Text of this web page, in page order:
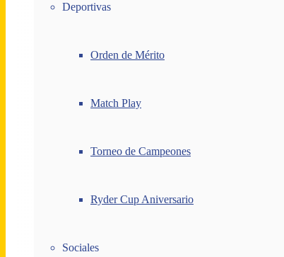
Deportivas
Orden de Mérito
Match Play
Torneo de Campeones
Ryder Cup Aniversario
Sociales